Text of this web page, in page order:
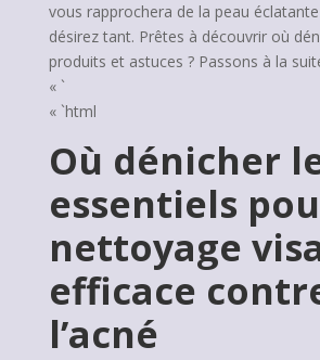
vous rapprochera de la peau
désirez tant. Prêtes à découvrir où
produits et astuces ? Passons à la
« `
« `html
Où dénicher
essentiels
nettoyage
efficace
l’acné